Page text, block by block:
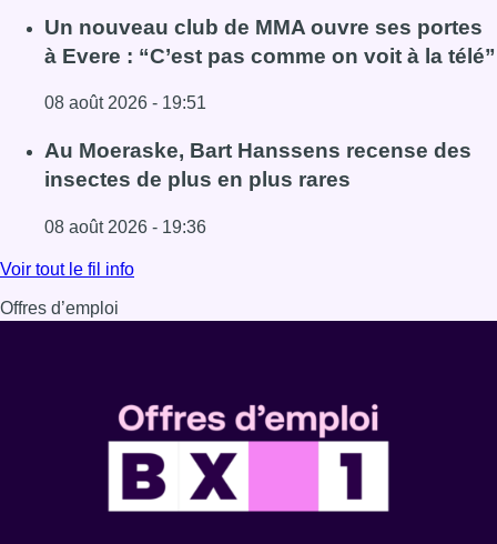
Lire l'article Deux personnes hospitalisées après un
Un nouveau club de MMA ouvre ses portes
à Evere : “C’est pas comme on voit à la télé”
08 août 2026 - 19:51
Lire l'article Un nouveau club de MMA ouvre ses portes à
Au Moeraske, Bart Hanssens recense des
insectes de plus en plus rares
08 août 2026 - 19:36
Lire l'article Au Moeraske, Bart Hanssens recense des
Voir tout le fil info
Offres d’emploi